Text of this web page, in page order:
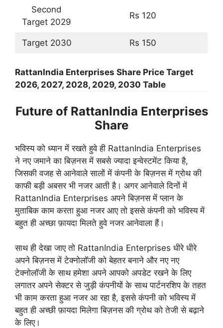
Second
Target 2029
Rs 120
Target 2030 Rs 150
RattanIndia Enterprises Share Price Target
2026, 2027, 2028, 2029, 2030 Table
Future of RattanIndia Enterprises
Share
भविस्य को ध्यान में रखते हुवे ही RattanIndia Enterprises
ने नए जमाने का बिज़नस में सबसे ज्यादा इन्वेस्टमेंट किया है,
जिसकी वजह से आनेवाले सालों में कंपनी के बिज़नस में ग्रोथ की
काफी बड़ी अबसर भी नजर आती है। अगर आनेवाले दिनों में
RattanIndia Enterprises अपने बिज़नस में प्लान के
मुताबिक काम करता हुआ नजर आए तो इससे कंपनी को भविस्य में
बहुत ही अच्छा फ़ायदा मिलते हुवे नजर आनेवाला हैं।
साथ ही देखा जाए तो RattanIndia Enterprises धीरे धीरे
अपने बिज़नस में टेक्नोलॉजी को बेहतर बनाने और नए नए
टेक्नोलॉजी के साथ हमेशा अपने आपको अपडेट रखने के लिए
लगातर अपने सेक्टर से जुड़ी कंपनीयों के साथ पार्टनरशिप के तहत
भी काम करता हुआ नजर आ रहा है, इससे कंपनी को भविस्य में
बहुत ही अच्छी फ़ायदा मिलेगा बिज़नस की ग्रोथ को तेजी से बढ़ाने
के लिए।